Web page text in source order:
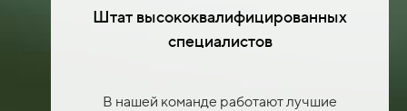
Штат высококвалифицированных
специалистов
В нашей команде работают лучшие